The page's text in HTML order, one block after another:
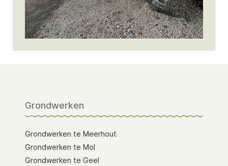
Grondwerken
Grondwerken te Meerhout
Grondwerken te Mol
Grondwerken te Geel